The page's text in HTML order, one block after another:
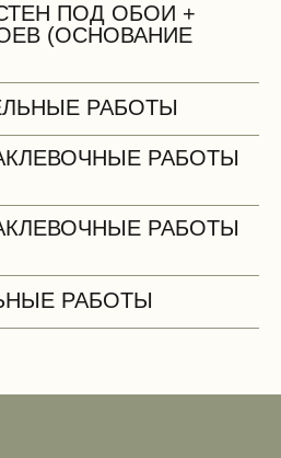
(демонтаж)
ПОД ОБОИ +
(ОСНОВАНИЕ
РАБОТЫ
РАБОТЫ
РАБОТЫ
РАБОТЫ